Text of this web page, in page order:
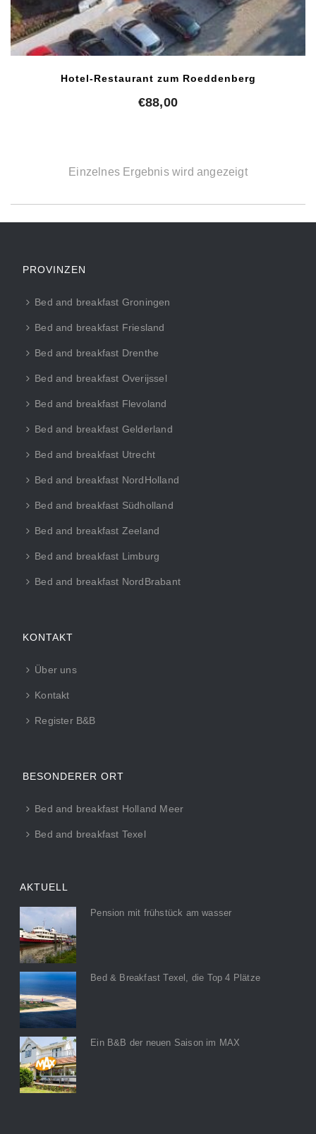
Hotel-Restaurant zum Roeddenberg
€88,00
Einzelnes Ergebnis wird angezeigt
PROVINZEN
Bed and breakfast Groningen
Bed and breakfast Friesland
Bed and breakfast Drenthe
Bed and breakfast Overijssel
Bed and breakfast Flevoland
Bed and breakfast Gelderland
Bed and breakfast Utrecht
Bed and breakfast NordHolland
Bed and breakfast Südholland
Bed and breakfast Zeeland
Bed and breakfast Limburg
Bed and breakfast NordBrabant
KONTAKT
Über uns
Kontakt
Register B&B
BESONDERER ORT
Bed and breakfast Holland Meer
Bed and breakfast Texel
AKTUELL
Pension mit frühstück am wasser
Bed & Breakfast Texel, die Top 4 Plätze
Ein B&B der neuen Saison im MAX